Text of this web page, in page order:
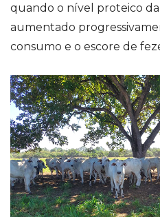
quando o nível proteico
aumentado
consumo e o escore de